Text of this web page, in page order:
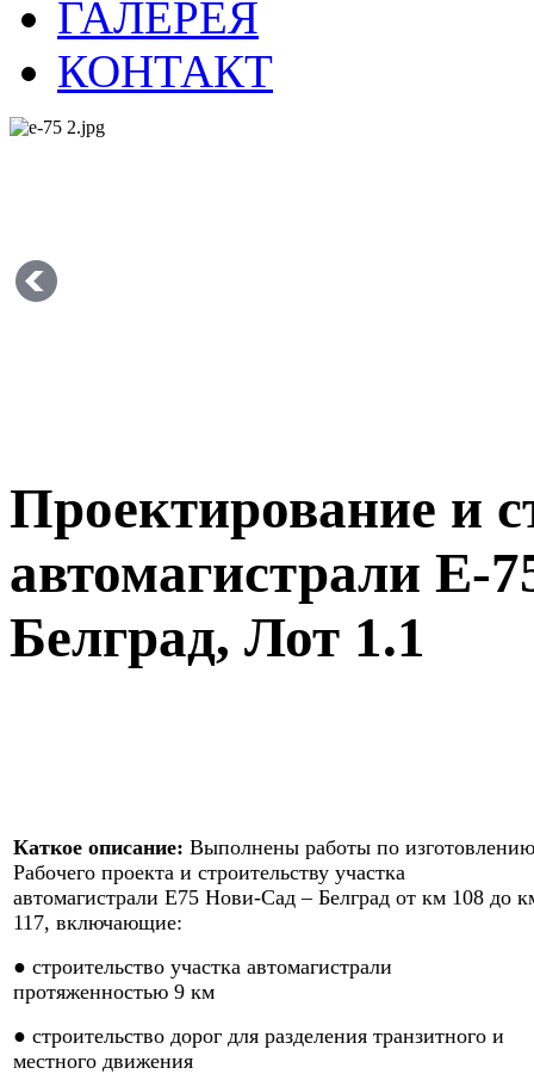
ГАЛЕРЕЯ
КОНТАКТ
Проектирование и
автомагистрали Е-
Белград, Лот 1.1
Каткое описание: Выполнены работы по изготовлению
Рабочего проекта и строительству участка
автомагистрали Е75 Нови-Сад – Белград от км 108 до
117, включающие:
● строительство участка автомагистрали
протяженностью 9 км
● строительство дорог для разделения транзитного и
местного движения